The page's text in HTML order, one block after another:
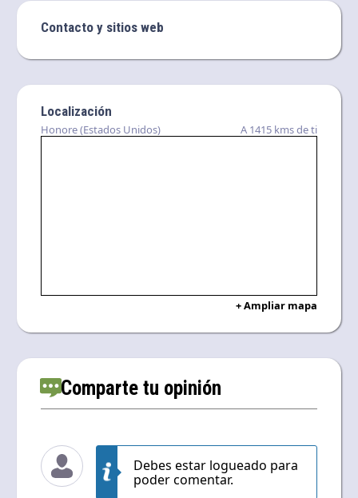
Comparte tu opinión
Debes estar logueado para
poder comentar.
Contacto y sitios web
Localización
Honore (Estados Unidos) A 1415 kms de ti
+ Ampliar mapa